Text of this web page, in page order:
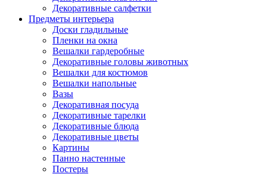
Декоративные салфетки
Предметы интерьера
Доски гладильные
Пленки на окна
Вешалки гардеробные
Декоративные головы животных
Вешалки для костюмов
Вешалки напольные
Вазы
Декоративная посуда
Декоративные тарелки
Декоративные блюда
Декоративные цветы
Картины
Панно настенные
Постеры